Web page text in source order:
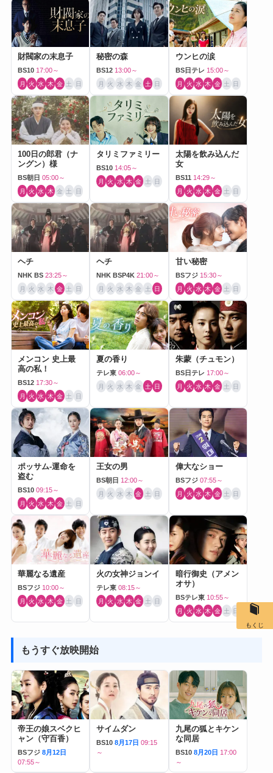
財閥家の末息子
BS10 17:00～
月 火 水 木 金 土 日
秘密の森
BS12 13:00～
月 火 水 木 金 土 日
ウンヒの涙
BS日テレ 15:00～
月 火 水 木 金 土 日
100日の郎君（ナ
ングン）様
BS朝日 05:00～
月 火 水 木 金 土 日
タリミファミリー
BS10 14:05～
月 火 水 木 金 土 日
太陽を飲み込んだ
女
BS11 14:29～
月 火 水 木 金 土 日
ヘチ
NHK BS 23:25～
月 火 水 木 金 土 日
ヘチ
NHK BSP4K 21:00～
月 火 水 木 金 土 日
甘い秘密
BSフジ 15:30～
月 火 水 木 金 土 日
メンコン 史上最
高の私！
BS12 17:30～
月 火 水 木 金 土 日
夏の香り
テレ東 06:00～
月 火 水 木 金 土 日
朱蒙（チュモン）
BS日テレ 17:00～
月 火 水 木 金 土 日
ポッサム-運命を
盗む
BS10 09:15～
月 火 水 木 金 土 日
王女の男
BS朝日 12:00～
月 火 水 木 金 土 日
偉大なショー
BSフジ 07:55～
月 火 水 木 金 土 日
華麗なる遺産
BSフジ 10:00～
月 火 水 木 金 土 日
火の女神ジョンイ
テレ東 08:15～
月 火 水 木 金 土 日
暗行御史（アメン
オサ）
BSテレ東 10:55～
月 火 水 木 金 土 日
もうすぐ放映開始
帝王の娘スベクヒ
ャン（守百香）
BSフジ 8月12日
07:55～
サイムダン
BS10 8月17日 09:15
～
九尾の狐とキケン
な同居
BS10 8月20日 17:00
～
もくじ